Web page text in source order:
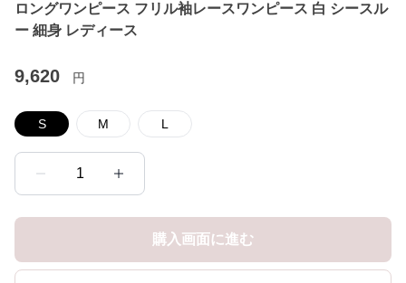
ロングワンピース フリル袖レースワンピース 白 シースル
ー 細身 レディース
9,620 円
S M L
1
購入画面に進む